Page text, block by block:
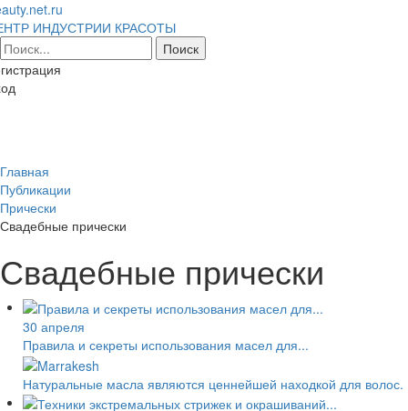
ИНДУСТРИИ КРАСОТЫ
Главная
Публикации
Прически
Свадебные прически
Свадебные прически
30 апреля
Правила и секреты использования масел для...
Натуральные масла являются ценнейшей находкой для волос.